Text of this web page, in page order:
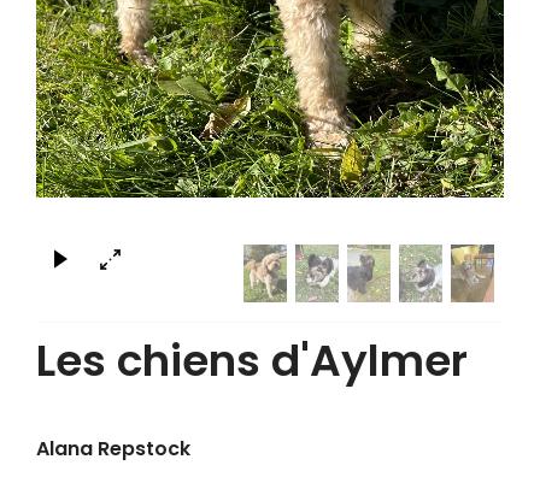
×
Les chiens d'Aylmer
Alana Repstock